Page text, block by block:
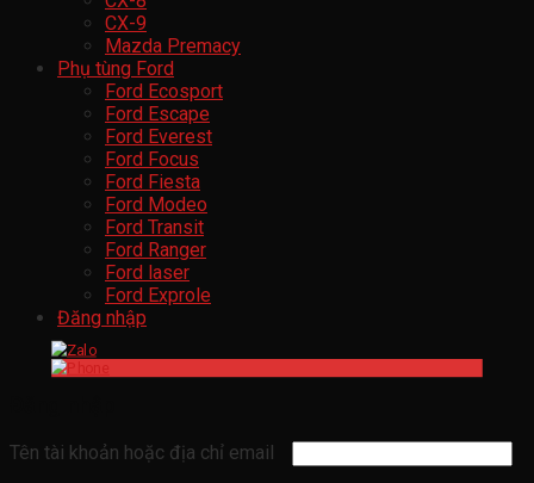
CX-9
Mazda Premacy
Phụ tùng Ford
Ford Ecosport
Ford Escape
Ford Everest
Ford Focus
Ford Fiesta
Ford Modeo
Ford Transit
Ford Ranger
Ford laser
Ford Exprole
Đăng nhập
Tên tài khoản hoặc địa chỉ email